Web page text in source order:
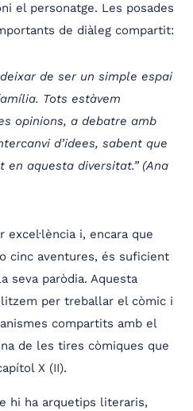
el personatge. Les posades
de diàleg compartit:
de ser un simple espai
Tots estàvem
opinions, a debatre amb
d’idees, sabent que
aquesta diversitat.” (Ana
excel·lència i, encara que
cinc aventures, és suficient
seva paròdia. Aquesta
per treballar el còmic i
compartits amb el
de les tires còmiques que
X (II).
hi ha arquetips literaris,